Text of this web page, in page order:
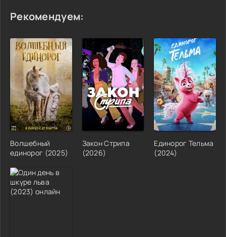
Рекомендуем:
Волшебный
единорог (2025)
Закон Стрипа
(2026)
Единорог Тельма
(2024)